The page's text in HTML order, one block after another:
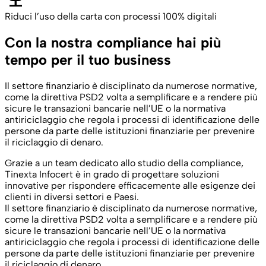
Riduci l’uso della carta con processi 100% digitali
Con la nostra compliance hai più
tempo per il tuo business
Il settore finanziario è disciplinato da numerose normative,
come la direttiva PSD2 volta a semplificare e a rendere più
sicure le transazioni bancarie nell’UE o la normativa
antiriciclaggio che regola i processi di identificazione delle
persone da parte delle istituzioni finanziarie per prevenire
il riciclaggio di denaro.
Grazie a un team dedicato allo studio della compliance,
Tinexta Infocert è in grado di progettare soluzioni
innovative per rispondere efficacemente alle esigenze dei
clienti in diversi settori e Paesi.
Il settore finanziario è disciplinato da numerose normative,
come la direttiva PSD2 volta a semplificare e a rendere più
sicure le transazioni bancarie nell’UE o la normativa
antiriciclaggio che regola i processi di identificazione delle
persone da parte delle istituzioni finanziarie per prevenire